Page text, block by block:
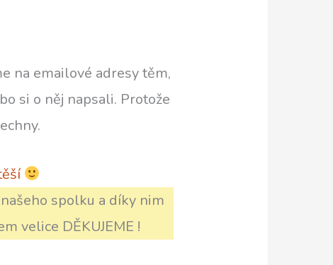
na emailové adresy těm,
si o něj napsali. Protože
spolku a díky nim
velice DĚKUJEME !